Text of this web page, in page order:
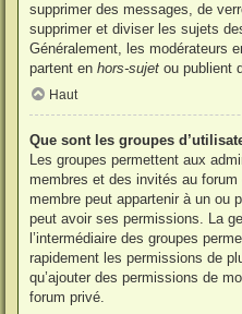
supprimer des messages, de
supprimer et diviser les sujets
Généralement, les modérateurs
partent en hors-sujet ou publient
Haut
Que sont les groupes
Les groupes permettent aux
membres et des invités au
membre peut appartenir à un ou
peut avoir ses permissions. La
l’intermédiaire des groupes
rapidement les permissions de
qu’ajouter des permissions de
forum privé.